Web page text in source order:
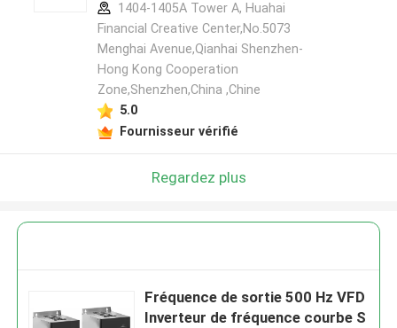
1404-1405A Tower A, Huahai
Financial Creative Center,No.5073
Menghai Avenue,Qianhai Shenzhen-
Hong Kong Cooperation
Zone,Shenzhen,China ,Chine
5.0
Fournisseur vérifié
Regardez plus
Fréquence de sortie 500 Hz VFD
Inverteur de fréquence courbe S